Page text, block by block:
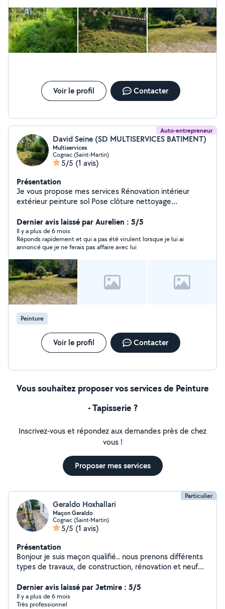
Voir le profil Contacter
Auto-entrepreneur
David Seine (SD MULTISERVICES BATIMENT)
Multiservices
Cognac (Saint-Martin)
5/5 (1 avis)
Présentation
Je vous propose mes services Rénovation intérieur
extérieur peinture sol Pose clôture nettoyage
N hésiter pas à me contacter Au 0780005344
Dernier avis laissé par Aurelien : 5/5
Il y a plus de 6 mois
Réponds rapidement et qui a pas été virulent lorsque je lui ai
annoncé que je ne ferais pas affaire avec lui
Peinture
Voir le profil Contacter
Vous souhaitez proposer vos services de Peinture
- Tapisserie ?
Inscrivez-vous et répondez aux demandes près de chez
vous !
Proposer mes services
Particulier
Geraldo Hoxhallari
Maçon Geraldo
Cognac (Saint-Martin)
5/5 (1 avis)
Présentation
Bonjour je suis maçon qualifié.. nous prenons différents
types de travaux, de construction, rénovation et neuf
Dernier avis laissé par Jetmire : 5/5
Il y a plus de 6 mois
Très professionnel